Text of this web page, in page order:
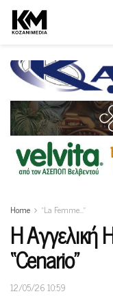
Home “La Femme…”
H Aγγελική
“Cenario”
12/05/26 10:59